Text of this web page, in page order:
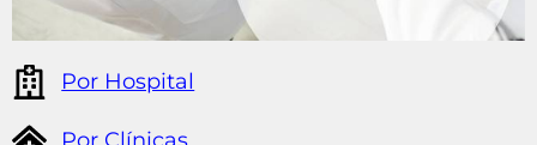
Por Hospital